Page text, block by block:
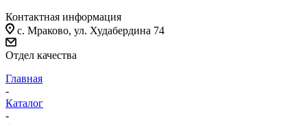
Контактная информация
с. Мраково, ул. Худабердина 74
Отдел качества
Главная
-
Каталог
-